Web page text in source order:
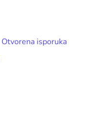
Otvorena isporuka